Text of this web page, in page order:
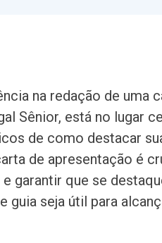
na redação de uma
Sênior, está no lugar
de como destacar
de apresentação é
garantir que se
guia seja útil para